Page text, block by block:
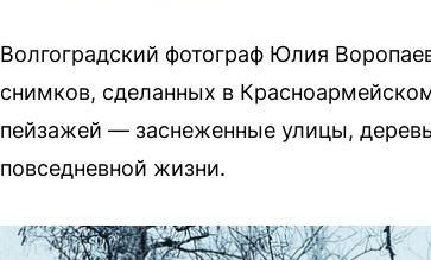
Волгоградский фотограф Юлия
снимков, сделанных в
пейзажей — заснеженные улицы,
повседневной жизни.